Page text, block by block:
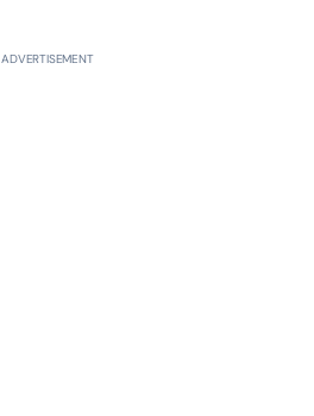
ADVERTISEMENT